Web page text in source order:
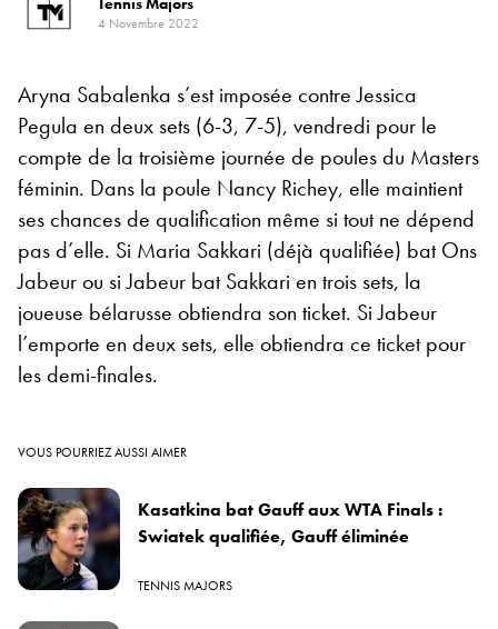
4 Novembre 2022
Aryna Sabalenka s’est imposée contre Jessica
Pegula en deux sets (6-3, 7-5), vendredi pour le
compte de la troisième journée de poules du Masters
féminin. Dans la poule Nancy Richey, elle maintient
ses chances de qualification même si tout ne dépend
pas d’elle. Si Maria Sakkari (déjà qualifiée) bat Ons
Jabeur ou si Jabeur bat Sakkari en trois sets, la
joueuse bélarusse obtiendra son ticket. Si Jabeur
l’emporte en deux sets, elle obtiendra ce ticket pour
les demi-finales.
VOUS POURRIEZ AUSSI AIMER
Kasatkina bat Gauff aux WTA Finals :
Swiatek qualifiée, Gauff éliminée
TENNIS MAJORS